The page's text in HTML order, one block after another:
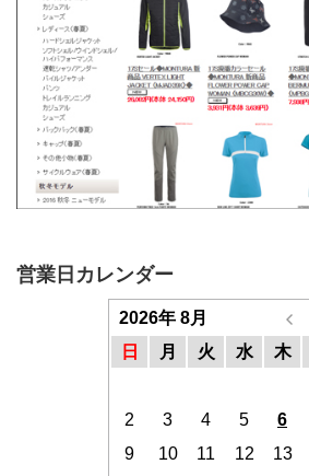
営業日カレンダー
2026年 8月
日
月 火 水 木
2
3 4 5 6
9
10 11 12 13